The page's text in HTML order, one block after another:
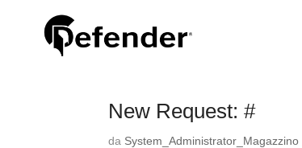
New Request: #
da System_Administrator_Magazzino